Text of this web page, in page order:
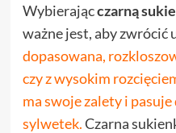
Wybierającczarną
ważne jest, aby zwrócić
dopasowana,
czy z wysokim
ma swoje zalety i
sylwetek.Czarna